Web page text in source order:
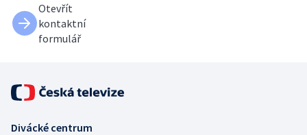
Otevřít
kontaktní
formulář
Divácké centrum